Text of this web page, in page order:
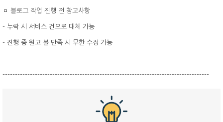
ㅁ 블로그 작업 진행 전 참고사항
- 누락 시 서비스 건으로 대체 가능
- 진행 중 원고 불 만족 시 무한 수정 가능
-----------------------------------------------------------------------------------